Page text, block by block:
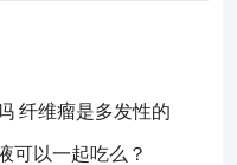
纤维瘤是多发性的
可以一起吃么？